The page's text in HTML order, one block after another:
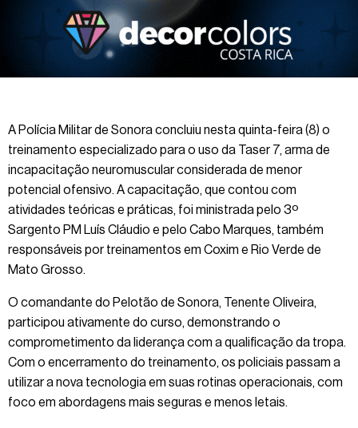
A Polícia Militar de Sonora concluiu nesta quinta-feira (8) o
treinamento especializado para o uso da Taser 7, arma de
incapacitação neuromuscular considerada de menor
potencial ofensivo. A capacitação, que contou com
atividades teóricas e práticas, foi ministrada pelo 3º
Sargento PM Luís Cláudio e pelo Cabo Marques, também
responsáveis por treinamentos em Coxim e Rio Verde de
Mato Grosso.
O comandante do Pelotão de Sonora, Tenente Oliveira,
participou ativamente do curso, demonstrando o
comprometimento da liderança com a qualificação da tropa.
Com o encerramento do treinamento, os policiais passam a
utilizar a nova tecnologia em suas rotinas operacionais, com
foco em abordagens mais seguras e menos letais.